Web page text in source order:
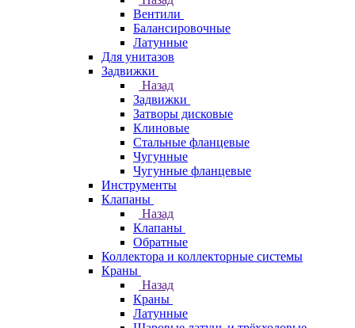
Вентили
Балансировочные
Латунные
Для унитазов
Задвижки
Назад
Задвижки
Затворы дисковые
Клиновые
Стальные фланцевые
Чугунные
Чугунные фланцевые
Инструменты
Клапаны
Назад
Клапаны
Обратные
Коллектора и коллекторные системы
Краны
Назад
Краны
Латунные